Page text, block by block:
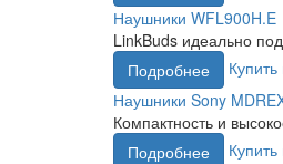
Наушники WFL900H.E
LinkBuds идеально
Подробнее
Купить
Наушники Sony
Компактность и
Подробнее
Купить